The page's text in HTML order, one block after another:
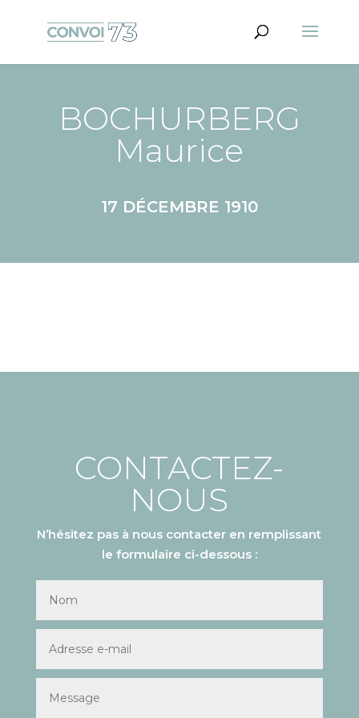
BOCHURBERG
Maurice
17 DÉCEMBRE 1910
CONTACTEZ-
NOUS
N’hésitez pas à nous contacter en remplissant
le formulaire ci-dessous :